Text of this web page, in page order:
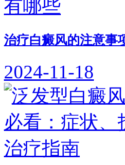
治疗白癜风的注意事
2024-11-18